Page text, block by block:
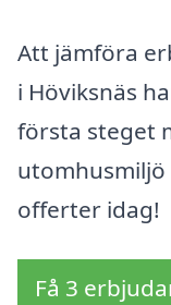
Att jämföra
i Höviksnäs
första steget
offerter idag!
Få 3